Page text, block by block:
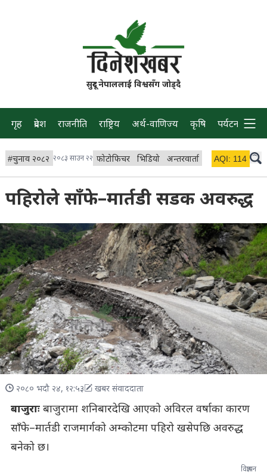
सुदूर नेपाललाई विश्वसँग जोड्दै
गृह प्रदेश राजनीति राष्ट्रिय अर्थ-वाणिज्य कृषि पर्यटन प्रवास
#चुनाव २०८२ २०८३ साउन २२ फोटोफिचर भिडियो अन्तरवार्ता विचार/ब्लग
AQI: 114
पहिरोले साँफे–मार्तडी सडक अवरुद्ध
२०८० भदौ २४, १२:५३ खबर संवाददाता
बाजुराः बाजुरामा शनिबारदेखि आएको अविरल वर्षाका कारण
साँफे–मार्तडी राजमार्गको अम्कोटमा पहिरो खसेपछि अवरुद्ध
बनेको छ।
विज्ञापन